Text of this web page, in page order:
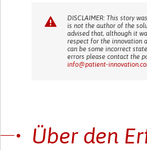
DISCLAIMER: This story
is not the author of the
advised that, although it
respect for the innovation
can be some incorrect
errors please contact the
info@patient-
Über den